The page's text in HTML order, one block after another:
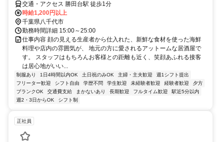
交通・アクセス 勝田台駅 徒歩1分
時給1,200円以上
千葉県八千代市
勤務時間詳細 15:00～25:00
仕事内容 顔の見える生産者から仕入れた、新鮮な食材を使った海鮮
料理や店内の雰囲気が、 地元の方に愛されるアットームな居酒屋で
す。 スタッフはもちろんお客様との距離も近く、笑顔あふれる接客
は居心地がいい...
制服あり 1日4時間以内OK 土日祝のみOK 主婦・主夫歓迎
週1シフト提出
フリーター歓迎
シフト自由 学歴不問 学生歓迎 未経験者歓迎 経験者歓迎
夕方
ブランクOK
交通費支給 まかないあり 長期歓迎 フルタイム歓迎
駅近5分以内
週2・3日からOK
シフト制
正社員